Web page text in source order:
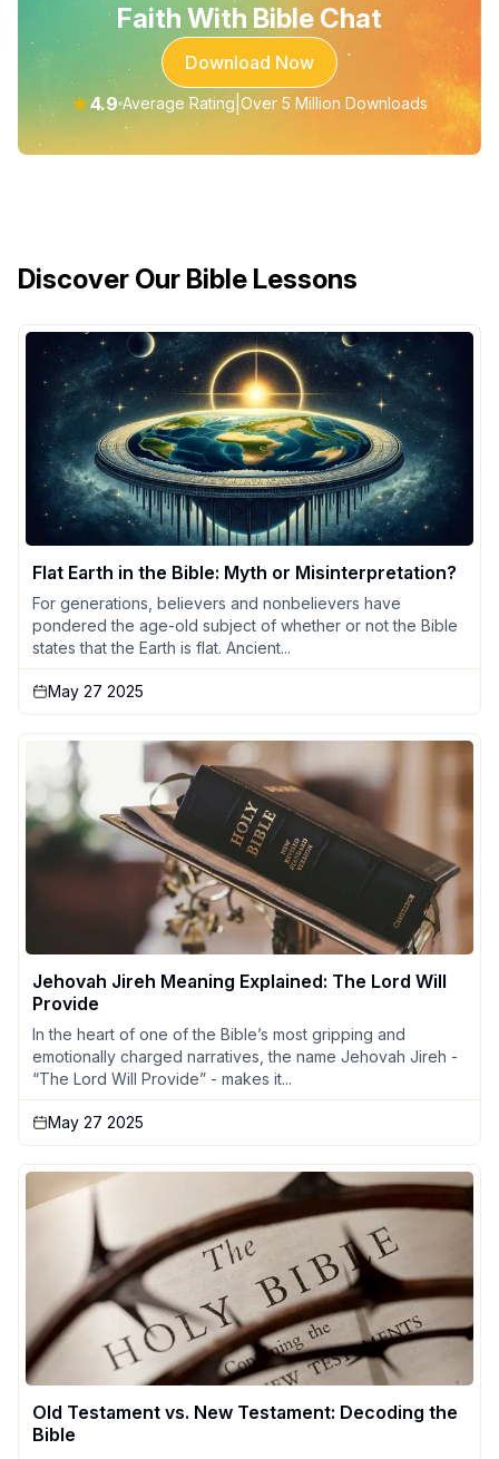
Faith With Bible Chat
Download Now
★4.9 Average Rating |Over 5 Million Downloads
Discover Our Bible Lessons
Flat Earth in the Bible: Myth or Misinterpretation?
For generations, believers and nonbelievers have
pondered the age-old subject of whether or not the Bible
states that the Earth is flat. Ancient...
May 27 2025
Jehovah Jireh Meaning Explained: The Lord Will
Provide
In the heart of one of the Bible’s most gripping and
emotionally charged narratives, the name Jehovah Jireh -
“The Lord Will Provide” - makes it...
May 27 2025
Old Testament vs. New Testament: Decoding the
Bible